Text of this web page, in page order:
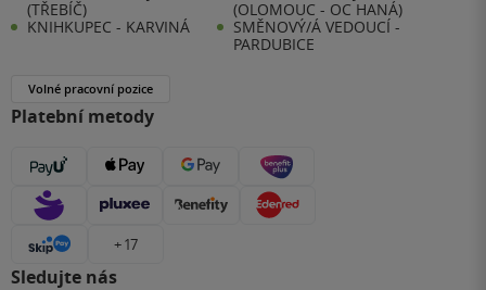
(TŘEBÍČ)
(OLOMOUC - OC HANÁ)
KNIHKUPEC - KARVINÁ
SMĚNOVÝ/Á VEDOUCÍ -
PARDUBICE
Volné pracovní pozice
Platební metody
+ 17
Sledujte nás